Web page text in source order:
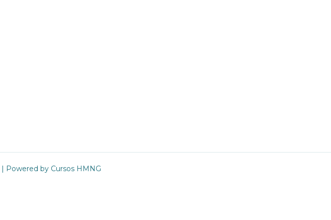
Powered by Cursos HMNG